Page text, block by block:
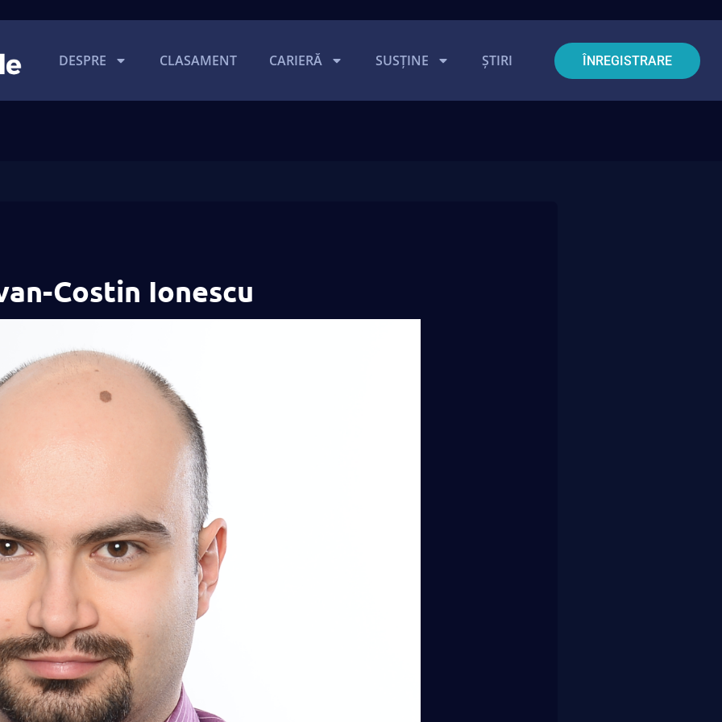
DESPRE CLASAMENT CARIERĂ SUSȚINE ȘTIRI ÎNREGISTRARE
Costin Ionescu